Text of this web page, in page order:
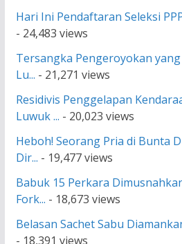
Hari Ini Pendaftaran Seleksi
- 24,483 views
Tersangka Pengeroyokan
Lu... - 21,271 views
Residivis Penggelapan
Luwuk ... - 20,023 views
Heboh! Seorang Pria di Bunta
Dir... - 19,477 views
Babuk 15 Perkara
Fork... - 18,673 views
Belasan Sachet Sabu
- 18,391 views